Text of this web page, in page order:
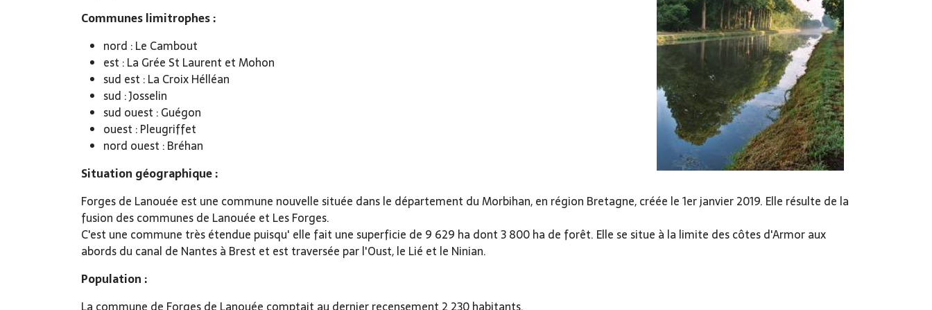
Communes limitrophes :
nord : Le Cambout
est : La Grée St Laurent et Mohon
sud est : La Croix Hélléan
sud : Josselin
sud ouest : Guégon
ouest : Pleugriffet
nord ouest : Bréhan
Situation géographique :
Forges de Lanouée est une commune nouvelle située dans le département du Morbihan, en région Bretagne, créée le 1er janvier 2019. Elle résulte de la
fusion des communes de Lanouée et Les Forges.
C'est une commune très étendue puisqu' elle fait une superficie de 9 629 ha dont 3 800 ha de forêt. Elle se situe à la limite des côtes d'Armor aux
abords du canal de Nantes à Brest et est traversée par l'Oust, le Lié et le Ninian.
Population :